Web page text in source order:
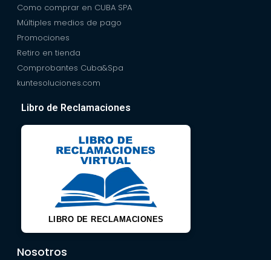
Como comprar en CUBA SPA
Múltiples medios de pago
Promociones
Retiro en tienda
Comprobantes Cuba&Spa
kuntesoluciones.com
Libro de Reclamaciones
LIBRO DE RECLAMACIONES
Nosotros